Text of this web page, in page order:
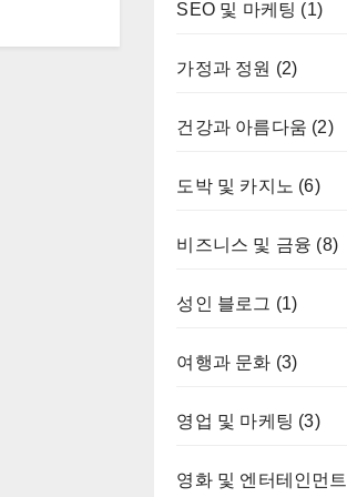
SEO 및 마케팅 (1)
가정과 정원 (2)
건강과 아름다움 (2)
도박 및 카지노 (6)
비즈니스 및 금융 (8)
성인 블로그 (1)
여행과 문화 (3)
영업 및 마케팅 (3)
영화 및 엔터테인먼트